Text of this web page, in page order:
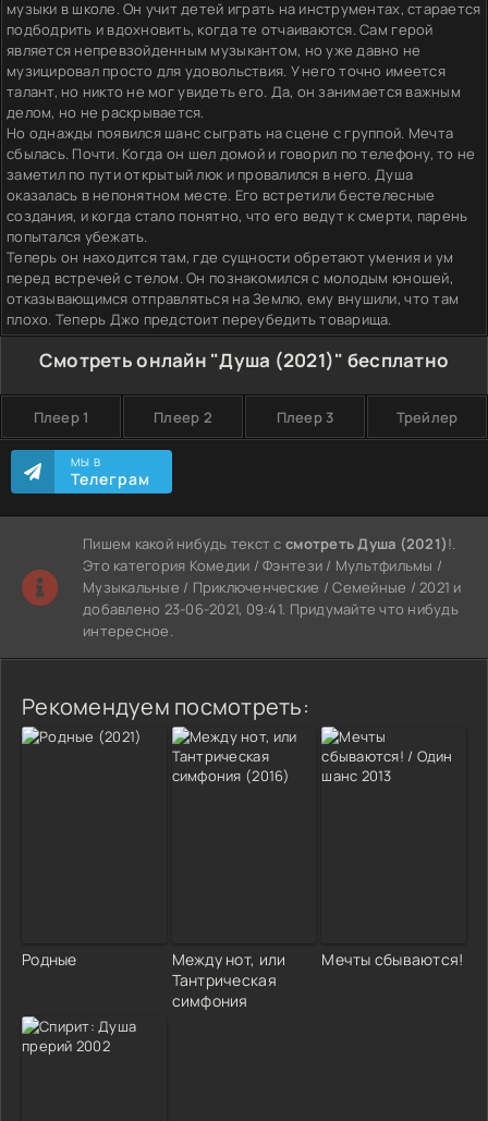
музыки в школе. Он учит детей играть на инструментах, старается
подбодрить и вдохновить, когда те отчаиваются. Сам герой
является непревзойденным музыкантом, но уже давно не
музицировал просто для удовольствия. У него точно имеется
талант, но никто не мог увидеть его. Да, он занимается важным
делом, но не раскрывается.
Но однажды появился шанс сыграть на сцене с группой. Мечта
сбылась. Почти. Когда он шел домой и говорил по телефону, то не
заметил по пути открытый люк и провалился в него. Душа
оказалась в непонятном месте. Его встретили бестелесные
создания, и когда стало понятно, что его ведут к смерти, парень
попытался убежать.
Теперь он находится там, где сущности обретают умения и ум
перед встречей с телом. Он познакомился с молодым юношей,
отказывающимся отправляться на Землю, ему внушили, что там
плохо. Теперь Джо предстоит переубедить товарища.
Смотреть онлайн "Душа (2021)" бесплатно
Плеер 1 Плеер 2 Плеер 3 Трейлер
МЫ В
Телеграм
Пишем какой нибудь текст ссмотреть Душа (2021)!.
Это категория Комедии / Фэнтези / Мультфильмы /
Музыкальные / Приключенческие / Семейные / 2021 и
добавлено 23-06-2021, 09:41. Придумайте что нибудь
интересное.
Рекомендуем посмотреть:
Родные
Между нот, или
Тантрическая
симфония
Мечты сбываются!